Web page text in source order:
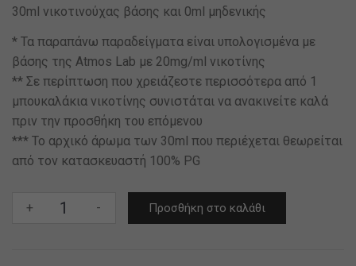
30ml νικοτινούχας βάσης και 0ml μηδενικής
* Τα παραπάνω παραδείγματα είναι υπολογισμένα με
βάσης της Atmos Lab με 20mg/ml νικοτίνης
** Σε περίπτωση που χρειάζεστε περισσότερα από 1
μπουκαλάκια νικοτίνης συνιστάται να ανακινείτε καλά
πριν την προσθήκη του επόμενου
*** Το αρχικό άρωμα των 30ml που περιέχεται θεωρείται
από τον κατασκευαστή 100% PG
+
Philotimo- Προσθήκη στο καλάθι